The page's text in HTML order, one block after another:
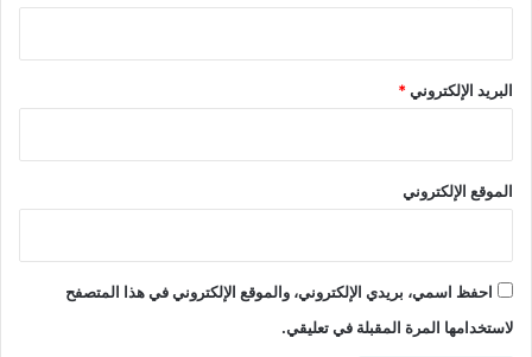
البريد الإلكتروني*
الموقع الإلكتروني
احفظ اسمي، بريدي الإلكتروني، والموقع الإلكتروني في هذا المتصفح
لاستخدامها المرة المقبلة في تعليقي.